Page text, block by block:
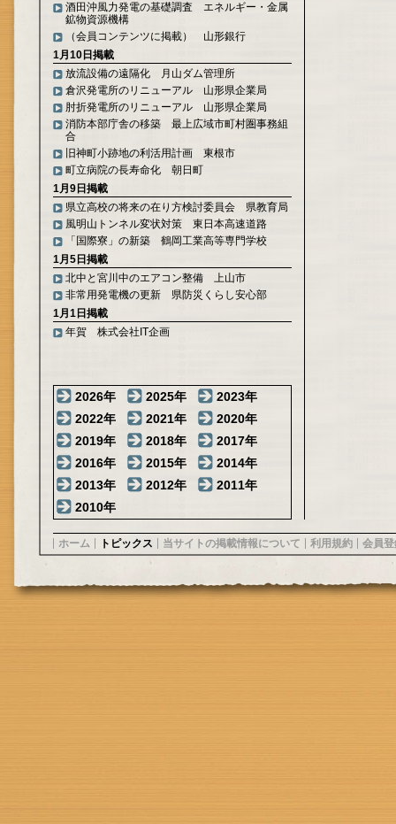
酒田沖風力発電の基礎調査 エネルギー・金属
鉱物資源機構
（会員コンテンツに掲載） 山形銀行
1月10日掲載
放流設備の遠隔化 月山ダム管理所
倉沢発電所のリニューアル 山形県企業局
肘折発電所のリニューアル 山形県企業局
消防本部庁舎の移築 最上広域市町村圏事務組
合
旧神町小跡地の利活用計画 東根市
町立病院の長寿命化 朝日町
1月9日掲載
県立高校の将来の在り方検討委員会 県教育局
風明山トンネル変状対策 東日本高速道路
「国際寮」の新築 鶴岡工業高等専門学校
1月5日掲載
北中と宮川中のエアコン整備 上山市
非常用発電機の更新 県防災くらし安心部
1月1日掲載
年賀 株式会社IT企画
2026年 2025年
2023年
2022年
2021年
2020年
2019年
2018年
2017年
2016年
2015年
2014年
2013年
2012年
2011年
2010年
ホーム トピックス 当サイトの掲載情報について 利用規約 会員